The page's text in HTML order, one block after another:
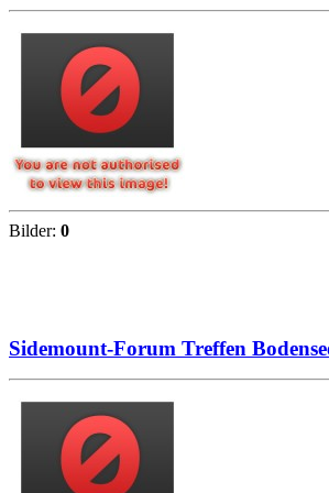
Bilder: 0
Sidemount-Forum Treffen